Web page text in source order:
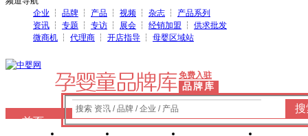
企业 ┆ 品牌 ┆ 产品 ┆ 视频 ┆ 杂志 ┆ 产品系列
资讯 ┆ 专题 ┆ 专访 ┆ 展会 ┆ 经销加盟 ┆ 供求批发
微商机 ┆ 代理商 ┆ 开店指导 ┆ 母婴区域站
免费入驻
品牌库
搜索 资讯 / 品牌 / 企业 / 产品
搜
首页